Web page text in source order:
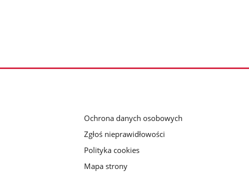
Ochrona danych osobowych
Zgłoś nieprawidłowości
Polityka cookies
Mapa strony